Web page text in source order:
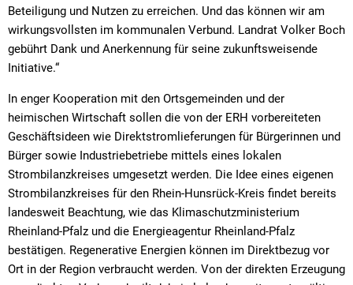
Beteiligung und Nutzen zu erreichen. Und das können wir am
wirkungsvollsten im kommunalen Verbund. Landrat Volker Boch
gebührt Dank und Anerkennung für seine zukunftsweisende
Initiative.“
In enger Kooperation mit den Ortsgemeinden und der
heimischen Wirtschaft sollen die von der ERH vorbereiteten
Geschäftsideen wie Direktstromlieferungen für Bürgerinnen und
Bürger sowie Industriebetriebe mittels eines lokalen
Strombilanzkreises umgesetzt werden. Die Idee eines eigenen
Strombilanzkreises für den Rhein-Hunsrück-Kreis findet bereits
landesweit Beachtung, wie das Klimaschutzministerium
Rheinland-Pfalz und die Energieagentur Rheinland-Pfalz
bestätigen. Regenerative Energien können im Direktbezug vor
Ort in der Region verbraucht werden. Von der direkten Erzeugung